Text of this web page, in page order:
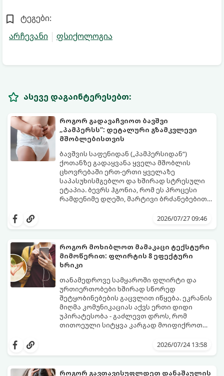
ტეგები:
არჩევანი
ფსიქოლოგია
ასევე დაგაინტერესებთ:
როგორ გადავაჩვიოთ ბავშვი
„პამპერსს“: დეტალური გზამკვლევი
მშობლებისთვის
ბავშვის საფენიდან („პამპერსიდან“)
ქოთანზე გადაყვანა ყველა მშობლის
ცხოვრებაში ერთ-ერთი ყველაზე
საპასუხისმგებლო და ხშირად სტრესული
ეტაპია. ბევრს ჰგონია, რომ ეს პროცესი
რამდენიმე დღეში, მარტივი ბრძანებებით
ფიზიოლოგიური და ფსიქოლოგიური
მოთმინებას მოითხოვს.
როგორ გახადოთ ეს პროცესი2026/07/27 09:46
როგორ მოხიბლოთ მამაკაცი ტექსტური
მიმოწერით: ფლირტის 8 ეფექტური
ხრიკი
თანამედროვე სამყაროში ფლირტი და
ურთიერთობები ხშირად სწორედ
შეტყობინებების გაცვლით იწყება. ეკრანის
მიღმა კომუნიკაციას აქვს ერთი დიდი
უპირატესობა - გაძლევთ დროს, რომ
თითოეული სიტყვა კარგად მოიფიქროთ
მოაცილოს და მოუთმენლად ელოდოს
წესი:
2026/07/24 13:58
როგორ გავთავისუფლდეთ დანაშაულის